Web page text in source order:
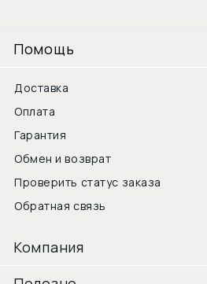
Помощь
Доставка
Оплата
Гарантия
Обмен и возврат
Проверить статус заказа
Обратная связь
Компания